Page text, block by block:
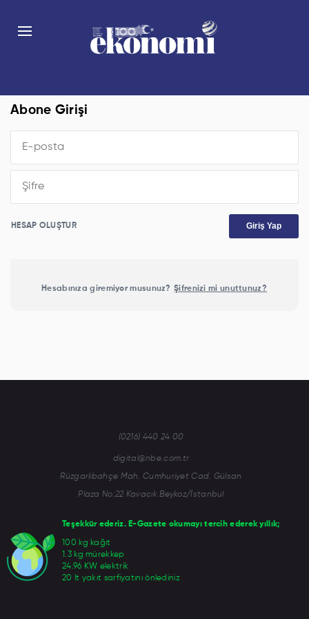
Abone Girişi
HESAP OLUŞTUR Giriş Yap
Hesabınıza giremiyor musunuz? Şifrenizi mi unuttunuz?
Teşekkür ederiz. E-Gazete okumayı tercih ederek yıllık;
100 kg kağıt
1.3 kg mürekkep
24.96 KW elektrik
20 lt yakıt sarfiyatını önlediniz
(0216) 440 24 00
digital@nbe.com.tr
Rüzgarlıbahçe Mah. Cumhuriyet Cad. Gülsan
Plaza No:22 Kavacık Beykoz/İstanbul